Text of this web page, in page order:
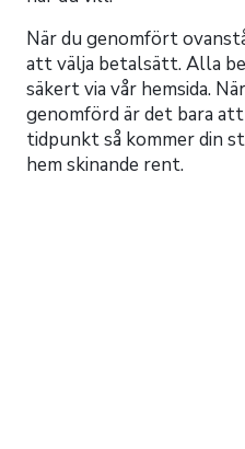
När du genomfört
att välja betalsätt. Alla
säkert via vår hemsida.
genomförd är det bara
tidpunkt så kommer din
hem skinande rent.